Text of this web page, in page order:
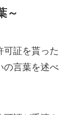
～
可証を貰った
の言葉を述べ